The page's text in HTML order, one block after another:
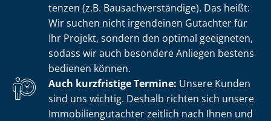
ten­zen (z.B. Bau­sach­ver­stän­di­ge). Das heißt:
Wir suchen nicht irgendeinen Gutachter für
Ihr Projekt, sondern den optimal geeigneten,
sodass wir auch besondere Anliegen bestens
bedienen können.
Auch kurzfristige Termine: Unsere Kunden
sind uns wichtig. Deshalb richten sich unsere
Im­mo­bi­li­en­gut­ach­ter zeitlich nach Ihnen und